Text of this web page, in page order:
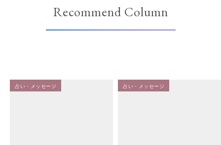
Recommend Column
占い・メッセージ 占い・メッセージ